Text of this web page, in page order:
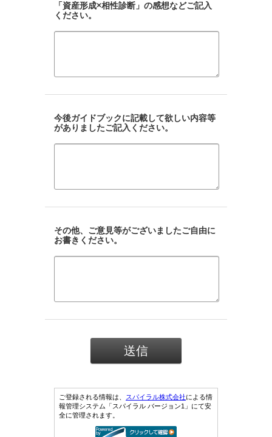
「資産形成×相性診断」の感想などご記入
ください。
今後ガイドブックに記載して欲しい内容等
がありましたご記入ください。
その他、ご意見等がございましたご自由に
お書きください。
ご登録される情報は、 スパイラル株式会社による情
報管理システム「スパイラル バージョン1」にて安
全に管理されます。